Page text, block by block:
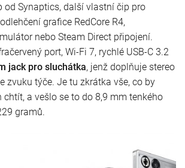
od Synaptics, další vlastní čip pro
grafice RedCore R4,
nebo Steam Direct připojení.
port, Wi-Fi 7, rychlé USB-C 3.2
jack pro sluchátka, jenž doplňuje stereo
zvuku týče. Je tu zkrátka vše, co by
chtít, a vešlo se to do 8,9 mm tenkého
gramů.